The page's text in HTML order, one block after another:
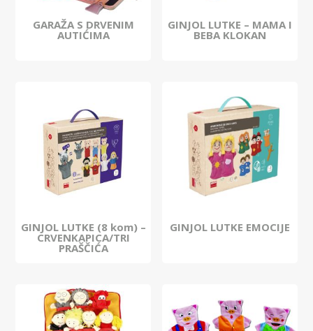
GARAŽA S DRVENIM
AUTIĆIMA
GINJOL LUTKE – MAMA I
BEBA KLOKAN
GINJOL LUTKE (8 kom) –
CRVENKAPICA/TRI
PRAŠČIĆA
GINJOL LUTKE EMOCIJE